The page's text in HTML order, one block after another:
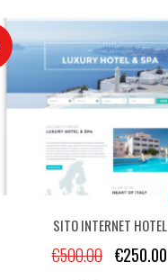
SITO INTERNET HOTEL
€500.00 €250.00